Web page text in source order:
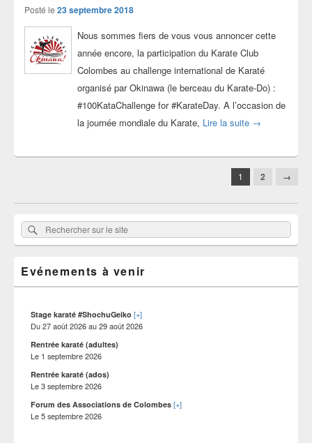
Posté le 23 septembre 2018
Nous sommes fiers de vous vous annoncer cette
année encore, la participation du Karate Club
Colombes au challenge international de Karaté
organisé par Okinawa (le berceau du Karate-Do) :
#100KataChallenge for #KarateDay. A l’occasion de
la journée mondiale du Karate, Lire la suite #KarateDay :
→
les
articles
1 2 →
Zone
principale
de
pour
Rechercher :
Rechercher
sur
site
Evénements à venir
Stage karaté #ShochuGeiko [+]
Du27 août 2026au29 août 2026
Rentrée karaté (adultes)
Le 1 septembre 2026
Rentrée karaté (ados)
Le3 septembre 2026
Forum des Associations de Colombes [+]
Le5 septembre 2026